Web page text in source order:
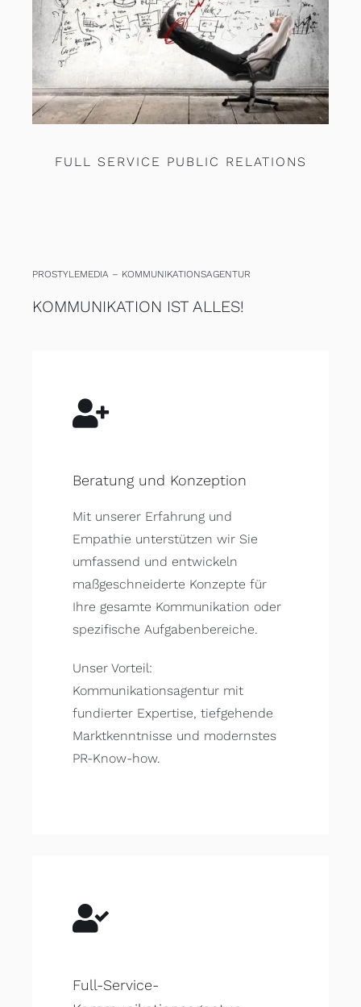
FULL SERVICE PUBLIC RELATIONS
PROSTYLEMEDIA – KOMMUNIKATIONSAGENTUR
KOMMUNIKATION IST ALLES!
Beratung und Konzeption
Mit unserer Erfahrung und
Empathie unterstützen wir Sie
umfassend und entwickeln
maßgeschneiderte Konzepte für
Ihre gesamte Kommunikation oder
spezifische Aufgabenbereiche.
Unser Vorteil:
Kommunikationsagentur mit
fundierter Expertise, tiefgehende
Marktkenntnisse und modernstes
PR-Know-how.
Full-Service-